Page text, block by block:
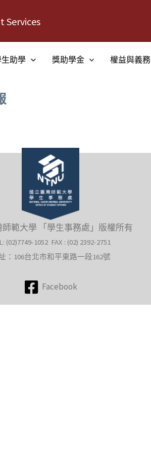
Services
助學 獎助學金 權益與義務
師範大學 「學生事務處」版權所有
(02)7749-1052 FAX : (02) 2392-2751
：106台北市和平東路一段162號
Facebook